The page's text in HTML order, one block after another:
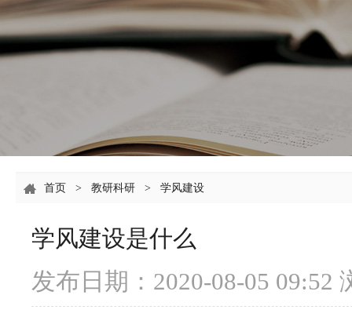
首页 > 教研科研 > 学风建设
学风建设是什么
发布日期：2020-08-05 09:52